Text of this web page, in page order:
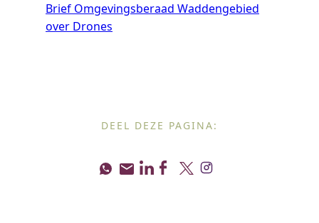
Brief Omgevingsberaad Waddengebied
over Drones
DEEL DEZE PAGINA: